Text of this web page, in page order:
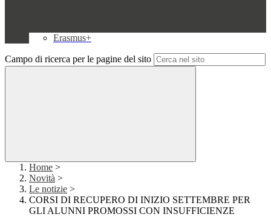
Erasmus+
Campo di ricerca per le pagine del sito
Home >
Novità >
Le notizie >
CORSI DI RECUPERO DI INIZIO SETTEMBRE PER
GLI ALUNNI PROMOSSI CON INSUFFICIENZE